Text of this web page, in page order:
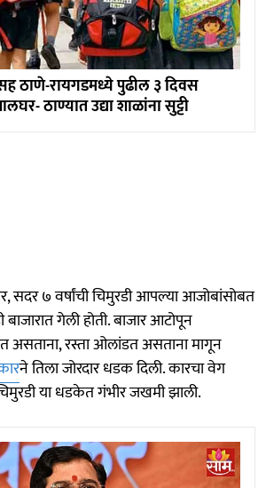
ठाणे-रायगडमध्ये पुढील ३ दिवस
ठाण्यात उद्या शाळांना सुट्टी
सदर ७ वर्षांची चिमुरडी आपल्या आजोबांसोबत
गेली होती. बाजार आटोपून
असताना, रस्ता ओलांडत असताना मागून
ने तिला जोरदार धडक दिली. कारचा वेग
या धडकेत गंभीर जखमी झाली.